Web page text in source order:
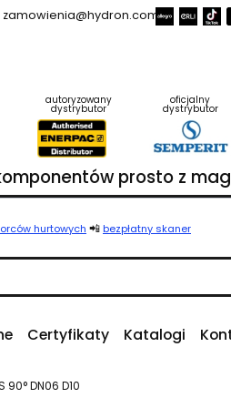
zamowienia@hydron.com.pl
autoryzowany
dystrybutor
oficjalny
dystrybutor
prosto z
hurtowych 📲 bezpłatny skaner
Certyfikaty Katalogi
90° DN06 D10